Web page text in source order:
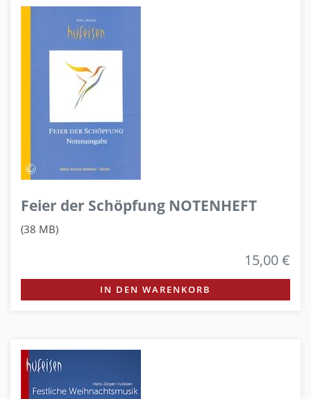
Feier der Schöpfung NOTENHEFT
(38 MB)
15,00 €
IN DEN WARENKORB